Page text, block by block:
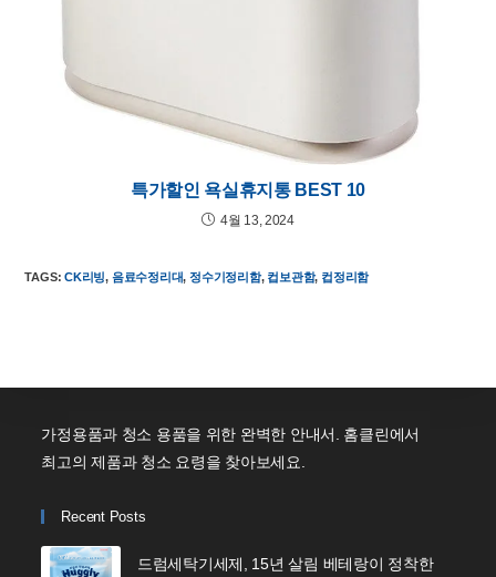
특가할인 욕실휴지통 BEST 10
4월 13, 2024
TAGS:CK리빙, 음료수정리대, 정수기정리함, 컵보관함, 컵정리함
가정용품과 청소 용품을 위한 완벽한 안내서. 홈클린에서
최고의 제품과 청소 요령을 찾아보세요.
Recent Posts
드럼세탁기세제, 15년 살림 베테랑이 정착한